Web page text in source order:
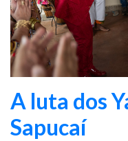
A luta dos
Sapucaí